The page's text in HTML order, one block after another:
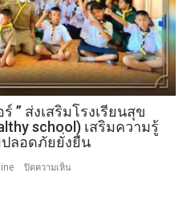
” ส่งเสริมโรงเรียนสุข
school) เสริมความรู้
ลอดภัยยั่งยืน
ปิดความเห็น